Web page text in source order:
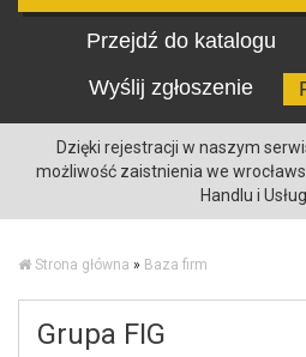
Przejdź do katalogu
Wyślij zgłoszenie
Dzięki rejestracji w naszym
możliwość zaistnienia we
Handlu i
Strona główna » Baza firm
Grupa FIG